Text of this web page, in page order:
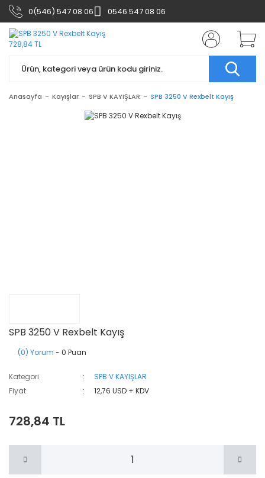
0(546) 547 08 06 0546 547 08 06
Anasayfa Kayışlar SPB V KAYIŞLAR SPB 3250 V Rexbelt Kayış
SPB 3250 V Rexbelt Kayış
(0) Yorum - 0 Puan
Kategori
SPB V KAYIŞLAR
Fiyat
12,76 USD + KDV
728,84 TL